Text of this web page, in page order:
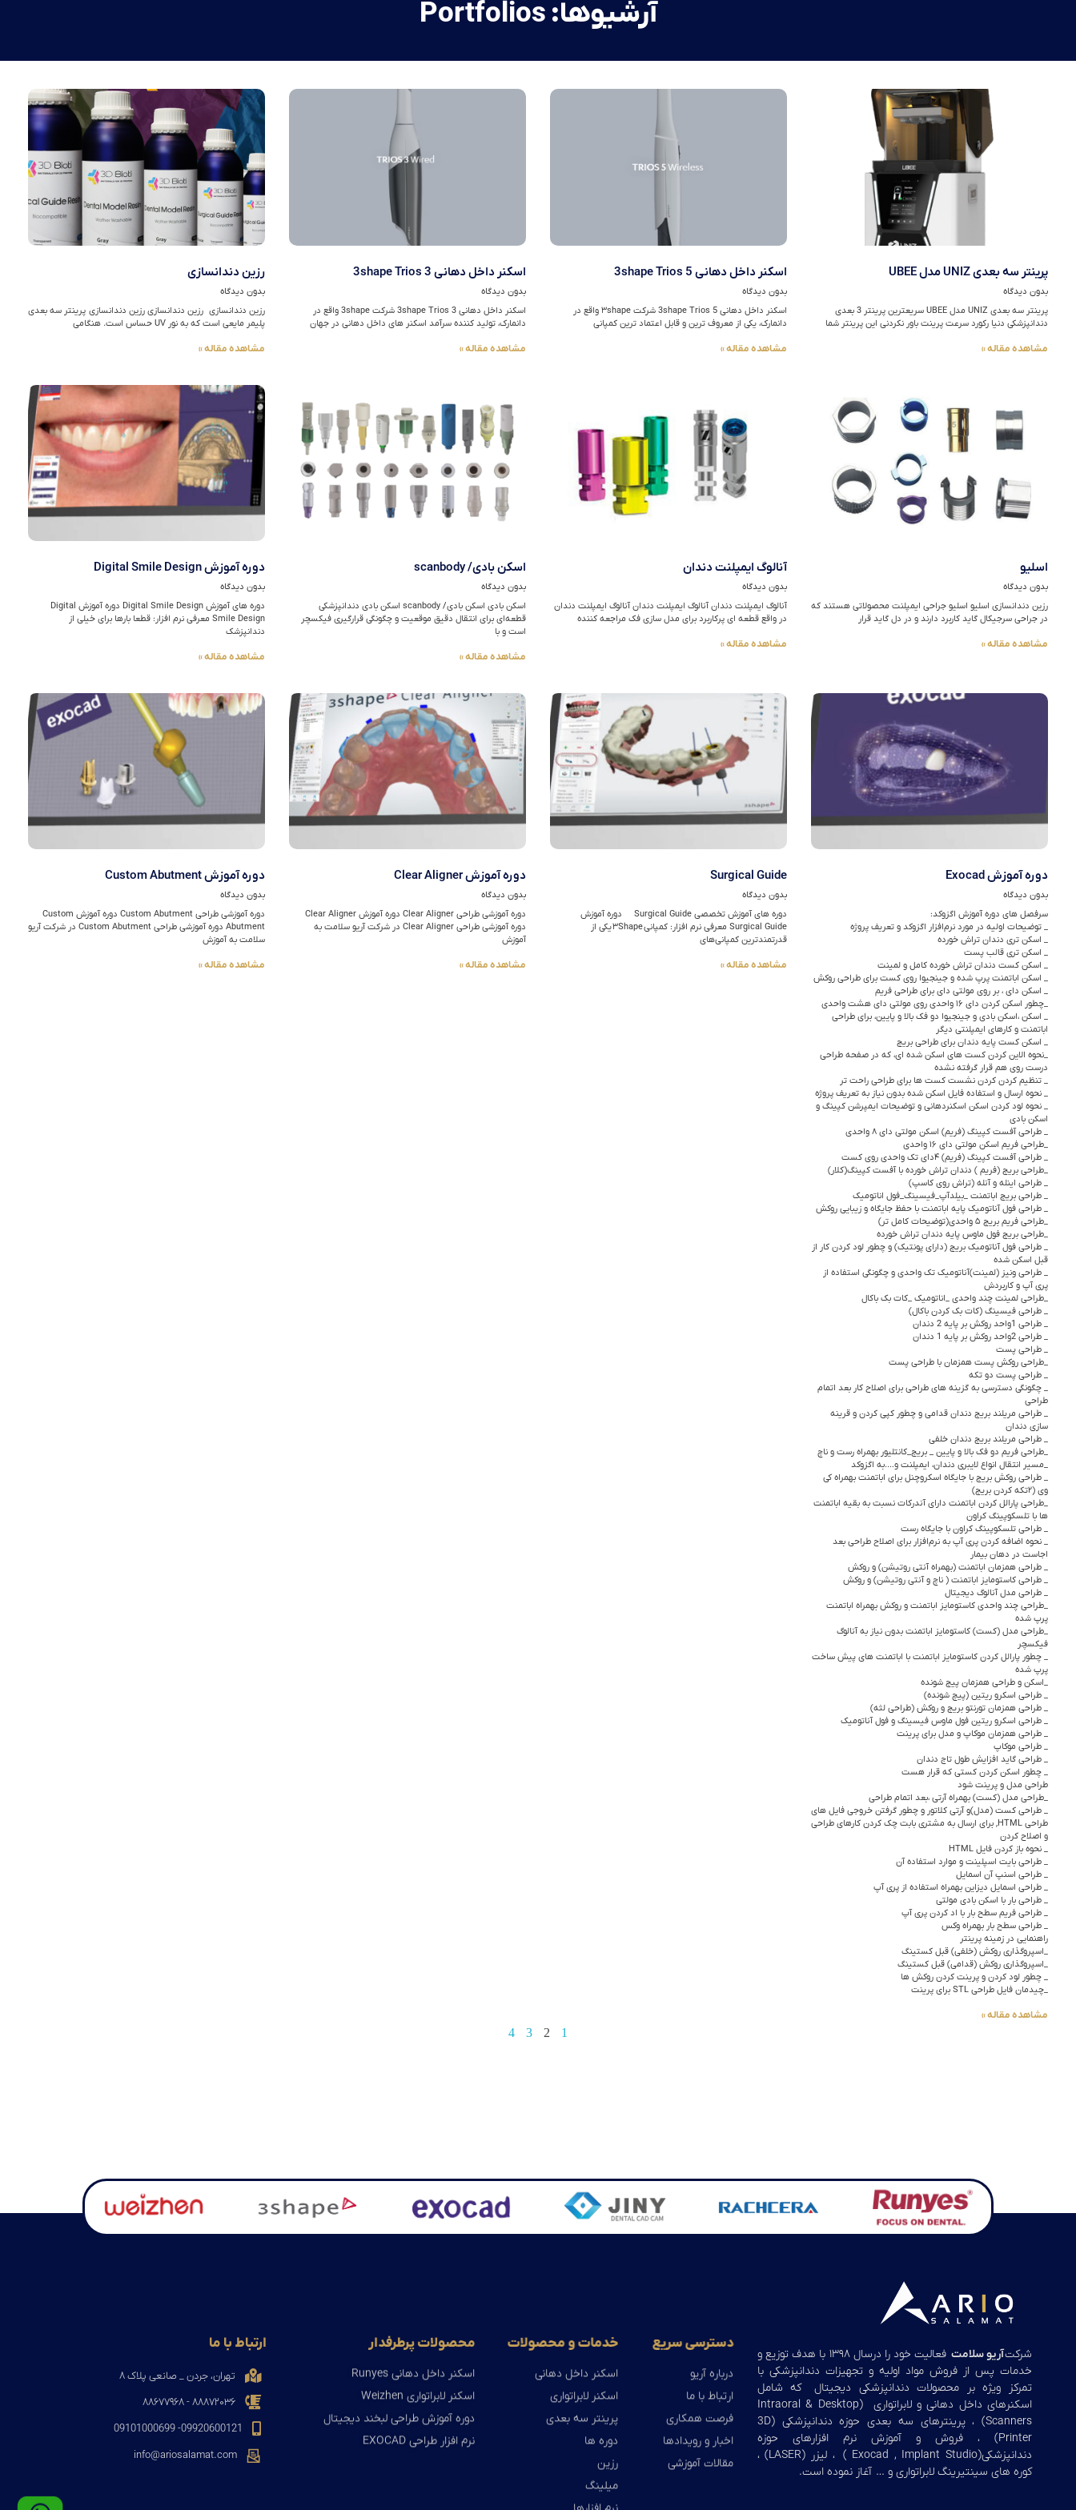
آرشیوها: Portfolios
پرینتر سه بعدی UNIZ مدل UBEE
بدون دیدگاه
پرینتر سه بعدی UNIZ مدل UBEE سریعترین پرینتر 3 بعدی
دندانپزشکی دنیا رکورد سرعت پرینت باور نکردنی این پرینتر شما
مشاهده مقاله »
اسکنر داخل دهانی 3shape Trios 5
بدون دیدگاه
اسکنر داخل دهانی 3shape Trios 5 شرکت ۳shape واقع در
دانمارک، یکی از معروف ترین و قابل اعتماد ترین کمپانی
مشاهده مقاله »
اسکنر داخل دهانی 3shape Trios 3
بدون دیدگاه
اسکنر داخل دهانی 3shape Trios 3 شرکت 3shape واقع در
دانمارک، تولید کننده سرآمد اسکنر های داخل دهانی در جهان
مشاهده مقاله »
رزین دندانسازی
بدون دیدگاه
رزین دندانسازی رزین دندانسازی رزین دندانسازی پرینتر سه بعدی
پلیمر مایعی است که به نور UV حساس است. هنگامی
مشاهده مقاله »
اسلیو
بدون دیدگاه
رزین دندانسازی اسلیو اسلیو جراحی ایمپلنت محصولاتی هستند که
در جراحی سرجیکال گاید کاربرد دارند و در دل گاید قرار
مشاهده مقاله »
آنالوگ ایمپلنت دندان
بدون دیدگاه
آنالوگ ایمپلنت دندان آنالوگ ایمپلنت دندان آنالوگ‌ ایمپلنت دندان
در واقع قطعه ای پرکاربرد برای مدل سازی فک مراجعه کننده
مشاهده مقاله »
اسکن بادی/ scanbody
بدون دیدگاه
اسکن بادی اسکن بادی/ scanbody اسکن بادی دندانپزشکی
قطعه‌ای برای انتقال دقیق موقعیت و چگونگی قرارگیری فیکسچر
است و با
مشاهده مقاله »
دوره آموزش Digital Smile Design
بدون دیدگاه
دوره های آموزش Digital Smile Design دوره آموزش Digital
Smile Design معرفی نرم افزار: قطعا بارها برای خیلی از
دندانپزشک
مشاهده مقاله »
دوره آموزش Exocad
بدون دیدگاه
سرفصل های دوره آموزش اگزوکد:
_ توضیحات اولیه در مورد نرم‌افزار اگزوکد و تعریف پروژه
_ اسکن تری دندان تراش خورده
_ اسکن تری قالب پست
_ اسکن کست دندان تراش خورده کامل و لمینت
_ اسکن اباتمنت پرپ شده و جینجیوا روی کست برای طراحی روکش
_ اسکن دای ، بر روی مولتی دای برای طراحی فریم
_چطور اسکن کردن دای ۱۶ واحدی روی مولتی دای هشت واحدی
_ اسکن ،اسکن بادی و جینجیوا دو فک بالا و پایین، برای طراحی
اباتمنت و کارهای ایمپلنتی دیگر
_ اسکن کست پایه دندان برای طراحی بریج
_نحوه الاین کردن کست های اسکن شده ای، که در صفحه طراحی
درست روی هم قرار گرفته نشده
_ تنظیم کردن کردن نشست کست ها برای طراحی راحت تر
_ نحوه ارسال و استفاده فایل اسکن شده بدون نیاز به تعریف پروژه
_ نحوه لود کردن اسکن اسکنردهانی و توضیحات ایمپرشن کپینگ و
اسکن بادی
_ طراحی آفست کپینگ (فریم) اسکن مولتی دای ۸ واحدی
_طراحی فریم اسکن مولتی دای ۱۶ واحدی
_ طراحی آفست کپینگ (فریم) ۴دای تک واحدی روی کست
_طراحی بریج (فریم ) دندان تراش خورده با آفست کپینگ(کلار)
_ طراحی اینله و آنله (تراش روی کاسپ)
_ طراحی بریج اباتمنت _بیلدآپ_فیسینگ_فول اناتومیک
_ طراحی فول آناتومیک پایه اباتمنت با حفظ جایگاه و زیبایی روکش
_طراحی فریم بریج ۵ واحدی(توضیحات کامل تر)
_طراحی بریج فول ماوس پایه دندان تراش خورده
_ طراحی فول آناتومیک بریج (دارای پونتیک) و چطور لود کردن کار از
قبل اسکن شده
_ طراحی ونیز (لمینت)آناتومیک تک واحدی و چگونگی استفاده از
پری آپ و کاربردش
_طراحی لمینت چند واحدی _اناتومیک _کات بک باکال
_ طراحی فیسینگ (کات بک کردن باکال)
_ طراحی 1واحد روکش بر پایه 2 دندان
_ طراحی 2واحد روکش بر پایه 1 دندان
_ طراحی پست
_طراحی روکش پست همزمان با طراحی پست
_ طراحی پست دو تکه
_ چگونگی دسترسی به گزینه های طراحی برای اصلاح کار بعد اتمام
طراحی
_ طراحی مریلند بریج دندان قدامی و چطور کپی کردن و قرینه
سازی دندان
_ طراحی مریلند بریج دندان خلفی
_طراحی فریم دو فک بالا و پایین _ بریج_کانتلیور بهمراه رست و ناچ
_مسیر انتقال انواع لایبری دندان، ایمپلنت و….به اگزوکد
_ طراحی روکش بریج با جایگاه اسکروچنل برای اباتمنت بهمراه کی
وی (۲تکه کردن بریج)
_طراحی پارالل کردن اباتمنت دارای آندرکات نسبت به بقیه اباتمنت
ها با تلسکوپینگ کراون
_ طراحی تلسکوپینگ کراون با جایگاه رست
_ نحوه اضافه کردن پری آپ به نرم‌افزار برای اصلاح طراحی بعد
اجاست در دهان بیمار
_ طراحی همزمان اباتمنت (بهمراه آنتی روتیشن) و روکش
_ طراحی کاستومایز اباتمنت ( ناچ و آنتی روتیشن) و روکش
_ طراحی مدل آنالوگ دیجیتال
_طراحی چند واحدی کاستومایز اباتمنت و روکش بهمراه اباتمنت
پرپ شده
_طراحی مدل (کست) کاستومایز اباتمنت بدون نیاز به آنالوگ
فیکسچر
_ چطور پارالل کردن کاستومایز اباتمنت با اباتمنت های پیش ساخت
پرپ شده
_اسکن و طراحی همزمان پیج شونده
_ طراحی اسکرو ریتین (پیچ شونده)
_ طراحی همزمان تورنتو بریج و روکش (طراحی لثه)
_ طراحی اسکرو ریتین فول ماوس فیسینگ و فول آناتومیک
_ طراحی همزمان موکاپ و مدل برای پرینت
_ طراحی موکاپ
_ طراحی گاید افزایش طول تاج دندان
_ چطور اسکن کردن کستی که قرار هست
طراحی مدل و پرینت شود
_طراحی مدل (کست) بهمراه آرتی ،بعد اتمام طراحی
_ طراحی کست (مدل)و آرتی کلاتور و چطور گرفتن خروجی فایل های
طراحی HTML, برای ارسال به مشتری بابت چک کردن کارهای طراحی
و اصلاح کردن
_ نحوه باز کردن فایل HTML
_ طراحی بایت اسپلینت و موارد استفاده آن
_ طراحی اسنپ آن اسمایل
_ طراحی اسمایل دیزاین بهمراه استفاده از پری آپ
_ طراحی بار با اسکن بادی مولتی
_ طراحی فریم سطح بار با اد کردن پری آپ
_ طراحی سطح بار بهمراه وکس
راهنمایی در زمینه پرینتر
_اسپروگذاری روکش (خلفی) قبل کستینگ
_اسپروگذاری روکش (قدامی) قبل کستینگ
_ چطور لود کردن و پرینت کردن روکش ها
_چیدمان فایل طراحی STL برای پرینت
مشاهده مقاله »
Surgical Guide
بدون دیدگاه
دوره های آموزش تخصصی Surgical Guide دوره آموزش
Surgical Guide معرفی نرم افزار: کمپانی ۳Shape یکی از
قدرتمندترین کمپانی‌های
مشاهده مقاله »
دوره آموزش Clear Aligner
بدون دیدگاه
دوره آموزشی طراحی Clear Aligner دوره آموزش Clear Aligner
دوره آموزشی طراحی Clear Aligner در شرکت آریو سلامت به
آموزش
مشاهده مقاله »
دوره آموزش Custom Abutment
بدون دیدگاه
دوره آموزشی طراحی Custom Abutment دوره آموزش Custom
Abutment دوره آموزشی طراحی Custom Abutment در شرکت آریو
سلامت به آموزش
مشاهده مقاله »
1
2
3
4
شرکتآریو سلامت
فعالیت خود را درسال ۱۳۹۸ با هدف توزیع و
خدمات پس از فروش مواد اولیه و تجهیزات دندانپزشکی با
تمرکز ویژه بر محصولات دندانپزشکی دیجیتال که شامل
اسکنرهای داخل دهانی و لابراتواری (Intraoral & Desktop
Scanners) ، پرینترهای سه بعدی حوزه دندانپزشکی (3D
Printer) ، فروش و آموزش نرم افزارهای حوزه
دندانپزشکی(Exocad , Implant Studio ) ، لیزر (LASER) ،
کوره های سینتیرینگ لابراتواری و … آغاز نموده است.
دسترسی سریع
درباره آریو
ارتباط با ما
فرصت همکاری
اخبار و رویدادها
مقالات آموزشی
خدمات و محصولات
اسکنر داخل دهانی
اسکنر لابراتواری
پرینتر سه بعدی
دوره ها
رزین
میلینگ
نرم افزارها
محصولات پرطرفدار
اسکنر داخل دهانی Runyes
اسکنر لابراتواری Weizhen
دوره آموزش طراحی لبخند دیجیتال
نرم افزار طراحی EXOCAD
ارتباط با ما
تهران، جردن _ صانعی پلاک ۸
۸۸۸۷۲۰۳۶ - ۸۸۶۷۷۹۶۸
09920600121- 09101000699
info@ariosalamat.com